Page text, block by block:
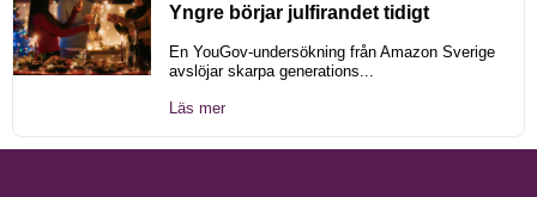
Yngre börjar julfirandet tidigt
En YouGov-undersökning från Amazon Sverige
avslöjar skarpa generations...
Läs mer